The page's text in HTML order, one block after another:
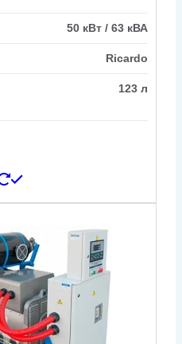
50 кВт / 63 кВА
Ricardo
123 л